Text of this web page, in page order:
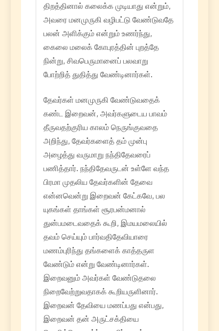
திறத்தினால் கலைக்க முடியாது என்றும்,
அவரை மனமுருகி வழிபட்டு வேண்டுவதே
பலன் அளிக்கும் என்றும் உணர்ந்து,
கைலை மலைக் கோபுரத்தின் புறத்தே
நின்று, சிவபெருமானைப் பலவாறு
போற்றித் துதித்து வேண்டினார்கள்.
தேவர்கள் மனமுருகி வேண்டுவதைக்
கண்ட இறைவன், அவர்களுடைய பாவம்
தீருவதற்குரிய காலம் நெருங்குவதை
அறிந்து, தேவர்களைத் தம் முன்பு
அழைத்து வருமாறு நந்திதேவரைப்
பணித்தார். நந்திதேவருடன் உள்ளே வந்த
பிரமா முதலிய தேவர்களின் தேவை
என்னவென்று இறைவன் கேட்கவே, பல
யுகங்கள் தாங்கள் சூரபன்மனால்
துன்பமடைவதைக் கூறி, இமயமலையில்
தவம் செய்யும் பார்வதிதேவியாரை
மணம்புரிந்து தங்களைக் காத்தருள
வேண்டும் என்று வேண்டினார்கள்.
இறைவனும் அவர்கள் வேண்டுதலை
நிறைவேற்றுவதாகக் கூறியருளினார்.
இறைவன் தேவியை மணப்பது என்பது,
இறைவன் தன் அருட்சக்தியை